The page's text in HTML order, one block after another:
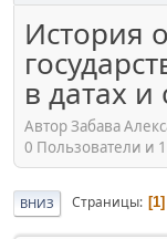
История
в датах и
Автор Забава
0 Пользователи и
ВНИЗ Страницы 1